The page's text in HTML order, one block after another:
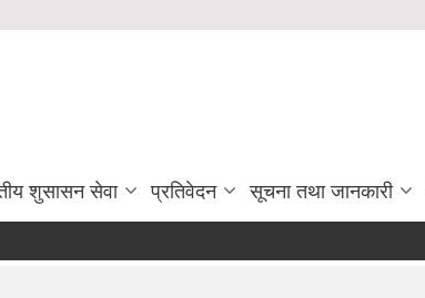
शुसासन सेवा प्रतिवेदन सूचना तथा जानकारी